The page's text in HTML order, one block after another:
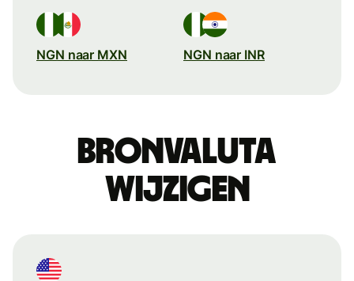
NGN naar MXN NGN naar INR
Bronvaluta
wijzigen